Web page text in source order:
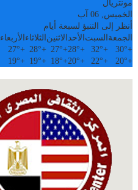
مونتريال
الخميس, 06 آب
أنظر إلى التنبؤ لسبعة أيام
الجمعة السبت الأحدالاثنين الثلاثاء الأربعاء
+
30°
+
32°
+
28°
+
27°
+
28°
+
27°
+
20°
+
22°
+
20°
+
18°
+
19°
+
19°